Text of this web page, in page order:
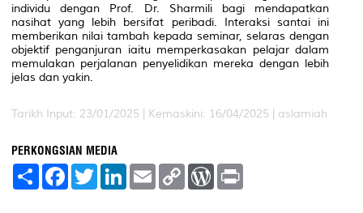
individu dengan Prof. Dr. Sharmili bagi mendapatkan
nasihat yang lebih bersifat peribadi. Interaksi santai ini
memberikan nilai tambah kepada seminar, selaras dengan
objektif penganjuran iaitu memperkasakan pelajar dalam
memulakan perjalanan penyelidikan mereka dengan lebih
jelas dan yakin.
Tarikh Input: 23/01/2025 | Kemaskini: 16/04/2025 | aslamiah
PERKONGSIAN MEDIA
S
F
a
T
w
L
E
m
C
W